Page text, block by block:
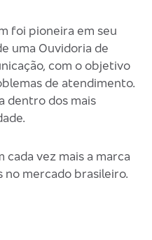
foi pioneira em seu
uma Ouvidoria de
com o objetivo
de atendimento.
dentro dos mais
vez mais a marca
no mercado brasileiro.